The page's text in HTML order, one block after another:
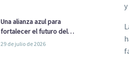
Una alianza azul para
fortalecer el futuro del
sector marítimo
29 de julio de 2026